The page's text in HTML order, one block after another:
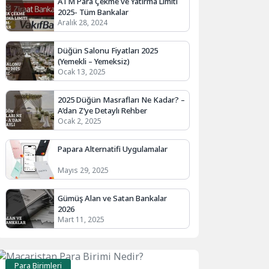
2025- Tüm Bankalar
Aralık 28, 2024
Düğün Salonu Fiyatları 2025
(Yemekli – Yemeksiz)
Ocak 13, 2025
2025 Düğün Masrafları Ne Kadar? –
A’dan Z’ye Detaylı Rehber
Ocak 2, 2025
Papara Alternatifi Uygulamalar
Mayıs 29, 2025
Gümüş Alan ve Satan Bankalar
2026
Mart 11, 2025
Para Birimleri